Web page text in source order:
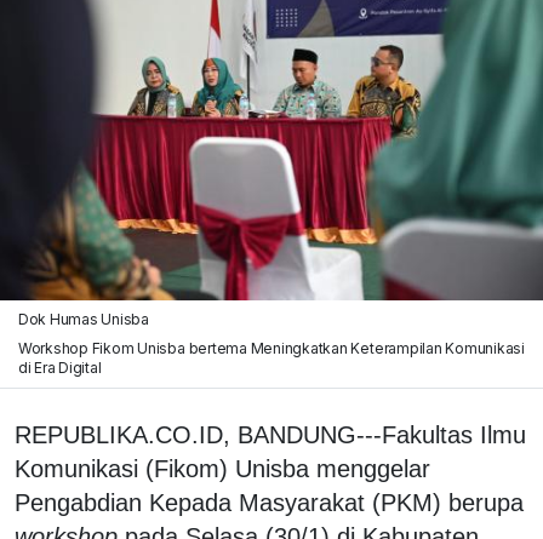
Dok Humas Unisba
Workshop Fikom Unisba bertema Meningkatkan Keterampilan Komunikasi
di Era Digital
REPUBLIKA.CO.ID, BANDUNG---Fakultas Ilmu
Komunikasi (Fikom) Unisba menggelar
Pengabdian Kepada Masyarakat (PKM) berupa